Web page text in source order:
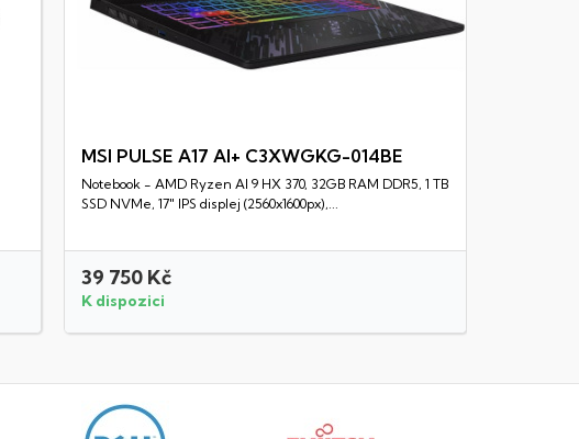
Rychlý náhled
MSI PULSE A17 AI+ C3XWGKG-014BE
Notebook - AMD Ryzen AI 9 HX 370, 32GB RAM DDR5, 1 TB
SSD NVMe, 17" IPS displej (2560x1600px),...
39 750 Kč
K dispozici